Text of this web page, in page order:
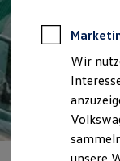
Batterie
Wir
unsere